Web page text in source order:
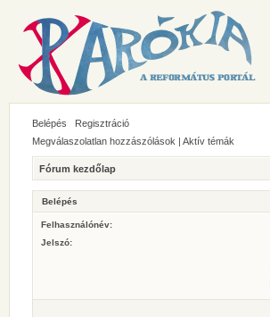
Belépés Regisztráció
Megválaszolatlan hozzászólások | Aktív témák
Fórum kezdőlap
Belépés
Felhasználónév:
Jelszó: